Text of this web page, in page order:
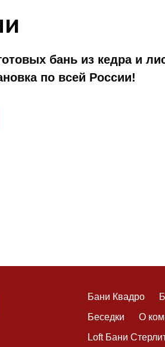
бань из кедра и
по всей России!
Бани Квадро
Беседки
О
Loft Бани